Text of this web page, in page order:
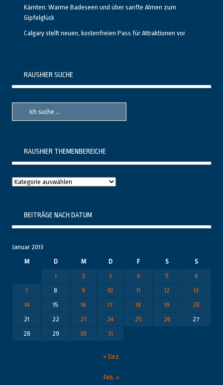
Kärnten: Warme Badeseen und über sanfte Almen zum
Gipfelglück
Calgary stellt neuen, kostenfreien Pass für Attraktionen vor
RAUSHIER SUCHE
Suche
Suche
RAUSHIER THEMENBEREICHE
Raushier
BEITRÄGE NACH DATUM
Januar 2013
M
D M D F S
S
1
2 3 4 5
6
7
8 9 10 11 12
13
14
15 16 17 18 19
20
21
22 23 24 25 26
27
28
29 30 31
« Dez.
Feb. »